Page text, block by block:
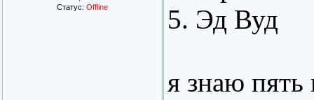
Статус: Offline
5. Эд Вуд
я знаю пять